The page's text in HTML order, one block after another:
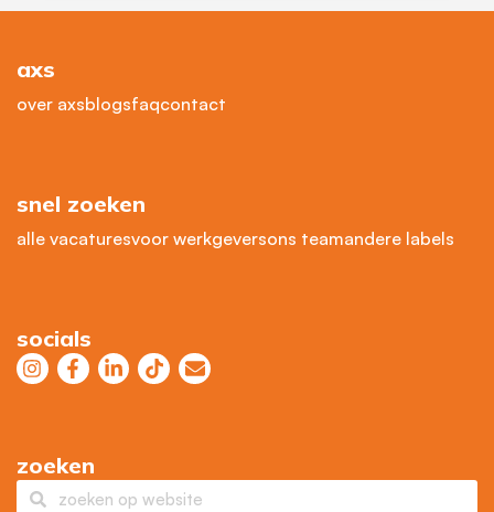
axs
over axsblogsfaqcontact
snel zoeken
alle vacaturesvoor werkgeversons teamandere labels
socials
zoeken